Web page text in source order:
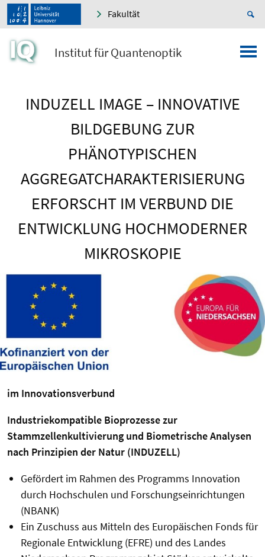
Fakultät
Institut für Quantenoptik
INDUZELL IMAGE – INNOVATIVE
BILDGEBUNG ZUR
PHÄNOTYPISCHEN
AGGREGATCHARAKTERISIERUNG
ERFORSCHT IM VERBUND DIE
ENTWICKLUNG HOCHMODERNER
MIKROSKOPIE
im Innovationsverbund
Industriekompatible Bioprozesse zur
Stammzellenkultivierung und Biometrische Analysen
nach Prinzipien der Natur (INDUZELL)
Gefördert im Rahmen des Programms Innovation
durch Hochschulen und Forschungseinrichtungen
(NBANK)
Ein Zuschuss aus Mitteln des Europäischen Fonds für
Regionale Entwicklung (EFRE) und des Landes